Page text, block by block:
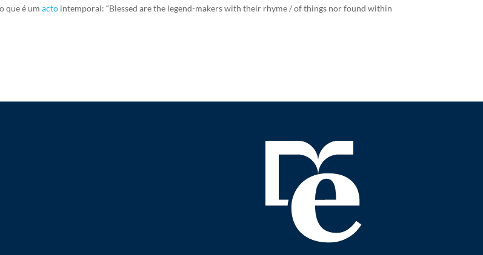
que é umacto intemporal: “Blessed are the legend-makers with their rhyme / of things nor found within